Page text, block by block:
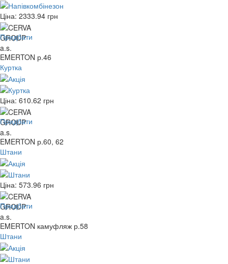
Ціна: 2333.94 грн
Придбати
EMERTON р.46
Куртка
Ціна: 610.62 грн
Придбати
EMERTON р.60, 62
Штани
Ціна: 573.96 грн
Придбати
EMERTON камуфляж р.58
Штани